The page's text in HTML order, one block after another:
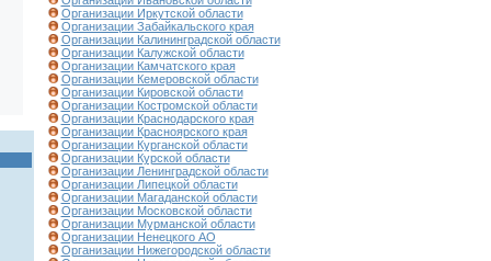
Организации Иркутской области
Организации Забайкальского края
Организации Калининградской области
Организации Калужской области
Организации Камчатского края
Организации Кемеровской области
Организации Кировской области
Организации Костромской области
Организации Краснодарского края
Организации Красноярского края
Организации Курганской области
Организации Курской области
Организации Ленинградской области
Организации Липецкой области
Организации Магаданской области
Организации Московской области
Организации Мурманской области
Организации Ненецкого АО
Организации Нижегородской области